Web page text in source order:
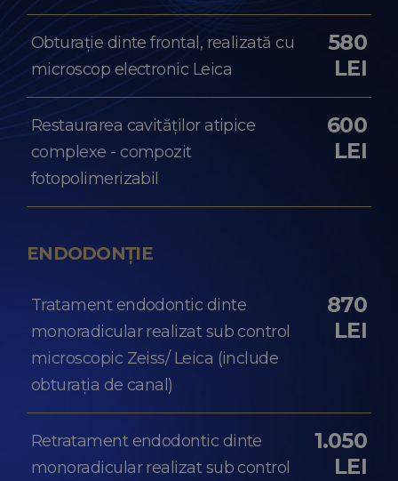
Obturație dinte frontal, realizată cu
microscop electronic Leica
580
LEI
Restaurarea cavităților atipice
complexe - compozit
fotopolimerizabil
600
LEI
ENDODONȚIE
Tratament endodontic dinte
monoradicular realizat sub control
microscopic Zeiss/ Leica (include
obturația de canal)
870
LEI
Retratament endodontic dinte
monoradicular realizat sub control
1.050
LEI